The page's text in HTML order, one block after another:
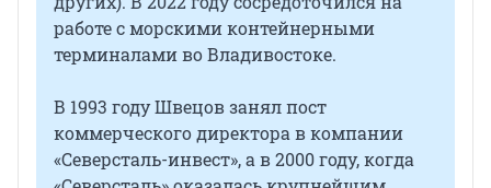
работе с морскими контейнерными
терминалами во Владивостоке.
В 1993 году Швецов занял пост
коммерческого директора в компании
«Северсталь-инвест», а в 2000 году, когда